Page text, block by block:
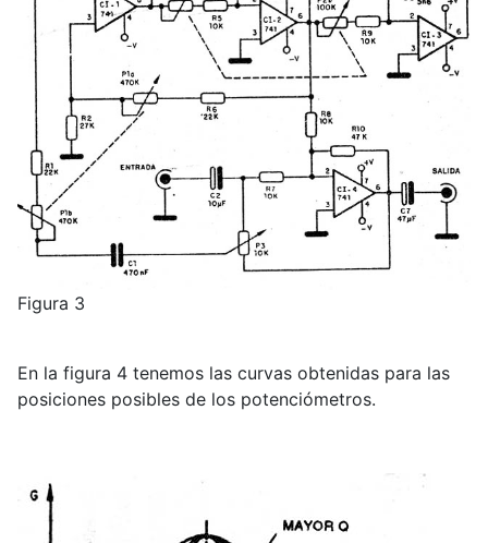
Figura 3
En la figura 4 tenemos las curvas obtenidas para las
posiciones posibles de los potenciómetros.